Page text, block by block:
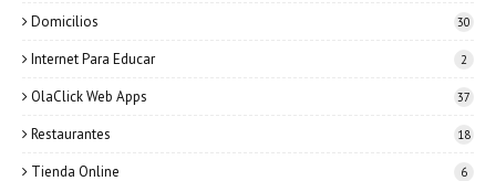
Domicilios 30
Internet Para Educar 2
OlaClick Web Apps 37
Restaurantes 18
Tienda Online 6